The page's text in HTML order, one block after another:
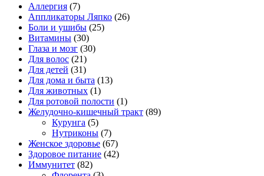
Аллергия (7)
Аппликаторы Ляпко (26)
Боли и ушибы (25)
Витамины (30)
Глаза и мозг (30)
Для волос (21)
Для детей (31)
Для дома и быта (13)
Для животных (1)
Для ротовой полости (1)
Желудочно-кишечный тракт (89)
Курунга (5)
Нутриконы (7)
Женское здоровье (67)
Здоровое питание (42)
Иммунитет (82)